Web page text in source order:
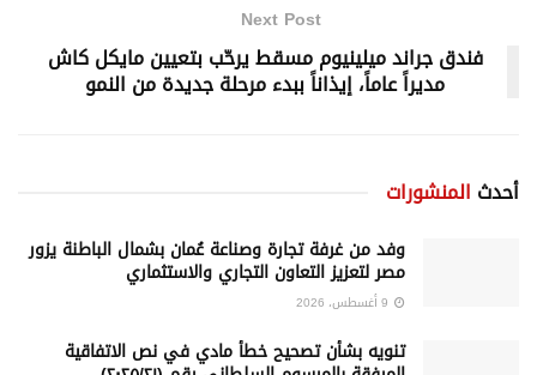
Next Post
فندق جراند ميلينيوم مسقط يرحّب بتعيين مايكل كاش
مديراً عاماً، إيذاناً ببدء مرحلة جديدة من النمو
أحدث المنشورات
وفد من غرفة تجارة وصناعة عُمان بشمال الباطنة يزور
مصر لتعزيز التعاون التجاري والاستثماري
تنويه بشأن تصحيح خطأ مادي في نص الاتفاقية